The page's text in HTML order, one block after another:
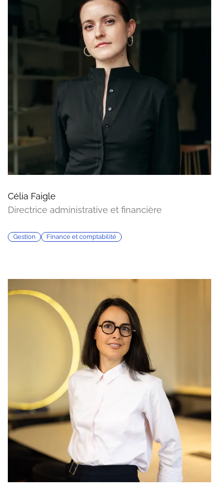
Célia Faigle
Directrice administrative et financière
Gestion Finance et comptabilité